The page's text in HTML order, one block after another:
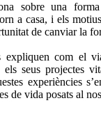
sobre una
a casa, i els
de canviar la
expliquen com el
seus projectes
experiències
de vida posats al